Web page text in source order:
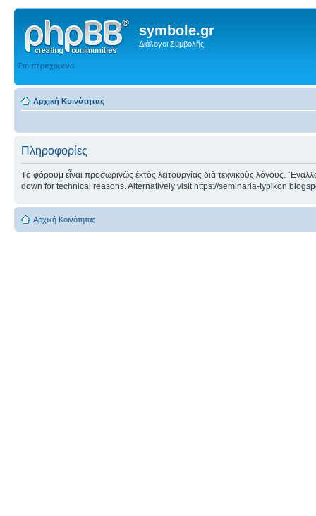
symbole.gr
Διάλογοι Συμβολῆς
Στο περιεχόμενο
Αρχική Κοινότητας
Πληροφορίες
Τὸ φόρουμ εἶναι προσωρινῶς ἐκτὸς λειτουργίας διὰ τεχνικοὺς λόγους.
down for technical reasons. Alternatively visit https://seminaria-
Αρχική Κοινότητας